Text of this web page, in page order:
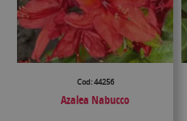
Cod: 44256
Azalea Nabucco